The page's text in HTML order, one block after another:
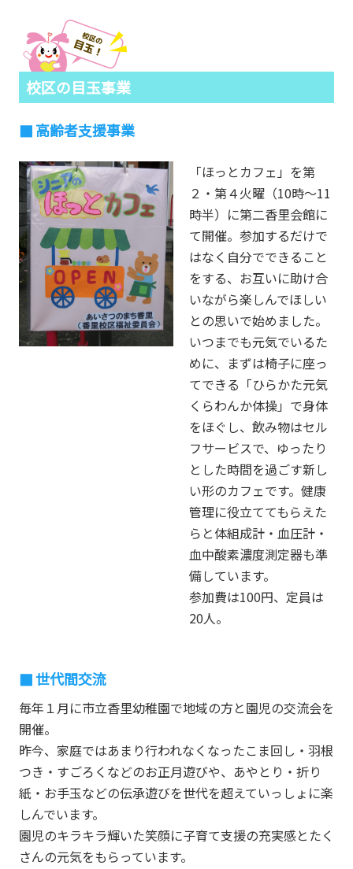
校区の目玉事業
高齢者支援事業
「ほっとカフェ」を第
２・第４火曜（10時～11
時半）に第二香里会館に
て開催。参加するだけで
はなく自分でできること
をする、お互いに助け合
いながら楽しんでほしい
との思いで始めました。
いつまでも元気でいるた
めに、まずは椅子に座っ
てできる「ひらかた元気
くらわんか体操」で身体
をほぐし、飲み物はセル
フサービスで、ゆったり
とした時間を過ごす新し
い形のカフェです。健康
管理に役立ててもらえた
らと体組成計・血圧計・
血中酸素濃度測定器も準
備しています。
参加費は100円、定員は
20人。
世代間交流
毎年１月に市立香里幼稚園で地域の方と園児の交流会を
開催。
昨今、家庭ではあまり行われなくなったこま回し・羽根
つき・すごろくなどのお正月遊びや、あやとり・折り
紙・お手玉などの伝承遊びを世代を超えていっしょに楽
しんでいます。
園児のキラキラ輝いた笑顔に子育て支援の充実感とたく
さんの元気をもらっています。